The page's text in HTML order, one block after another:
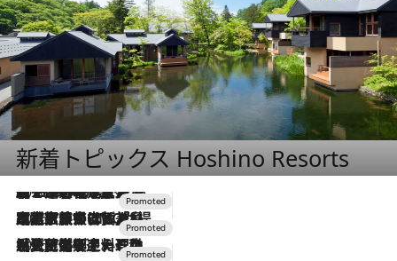
新着トピックス Hoshino Resorts
2026.8.7
【トンボの足水浴】ヒノキの香りに包まれて涼感マックス！約13℃の湧水かけ流しを避暑地「星野温泉 トンボの湯」で体験
2026.7.31
【ホテル帰省】という選択肢をOMOが提案。家族とほどよい距離を保つには「昼は実家、夜は気兼ねなくホテルで！」
2026.7.24
【夏限定ディナーコース】旬を迎える稚鮎や花ズッキーニなどをイタリア・トスカーナの郷土料理の手法で満喫！